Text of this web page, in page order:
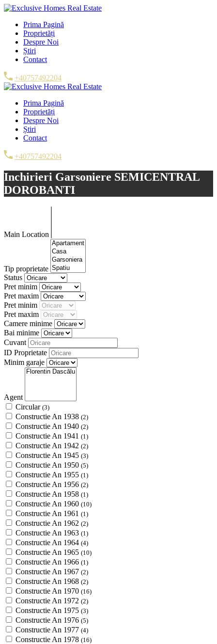
Prima Pagină
Proprietăți
Despre Noi
Știri
Contact
+40757492204
Prima Pagină
Proprietăți
Despre Noi
Știri
Contact
+40757492204
Inchirieri Garsoniere SEMICENTRAL
DOROBANTI
Main Location
Tip proprietate
Status
Pret minim
Pret maxim
Pret minim
Pret maxim
Camere minime
Bai minime
Cuvant
ID Proprietate
Minim garaje
Agent
Circular (3)
Constructie An 1938 (2)
Constructie An 1940 (2)
Constructie An 1941 (1)
Constructie An 1942 (2)
Constructie An 1945 (3)
Constructie An 1950 (5)
Constructie An 1955 (1)
Constructie An 1956 (2)
Constructie An 1958 (1)
Constructie An 1960 (10)
Constructie An 1961 (1)
Constructie An 1962 (2)
Constructie An 1963 (1)
Constructie An 1964 (4)
Constructie An 1965 (10)
Constructie An 1966 (1)
Constructie An 1967 (2)
Constructie An 1968 (2)
Constructie An 1970 (16)
Constructie An 1972 (2)
Constructie An 1975 (3)
Constructie An 1976 (5)
Constructie An 1977 (4)
Constructie An 1978 (16)